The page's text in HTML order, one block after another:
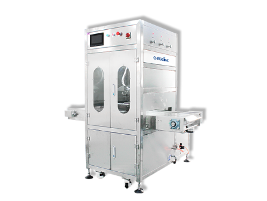
超声波喷雾成型系统
耐化学腐蚀的喷嘴